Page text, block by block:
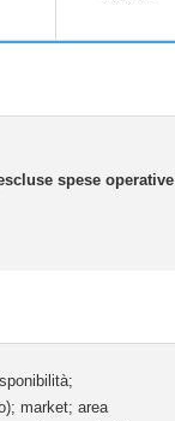
spese operative
market; area